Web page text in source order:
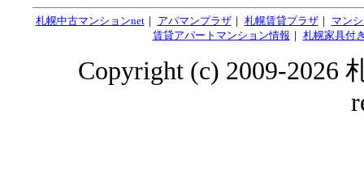
札幌中古マンションnet｜ アパマンプラザ｜ 札幌賃貸プラザ｜ マン
賃貸アパートマンション情報 ｜ 札幌家具付
Copyright (c) 2009-2026